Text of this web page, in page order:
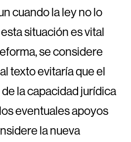
cuando la ley no lo
situación es vital
se considere
texto evitaría que el
la capacidad jurídica
eventuales apoyos
la nueva